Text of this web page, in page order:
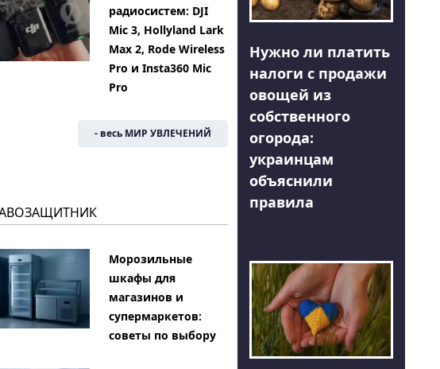
радиосистем: DJI
Mic 3, Hollyland Lark
Max 2, Rode Wireless
Pro и Insta360 Mic
Pro
- весь МИР УВЛЕЧЕНИЙ
Морозильные
шкафы для
магазинов и
супермаркетов:
советы по выбору
Нужно ли платить
налоги с продажи
овощей из
собственного
огорода:
украинцам
объяснили
правила